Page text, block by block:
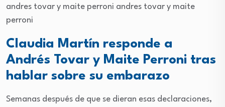
andres tovar y maite perroni andres tovar y maite
perroni
Claudia Martín responde a
Andrés Tovar y Maite Perroni tras
hablar sobre su embarazo
Semanas después de que se dieran esas declaraciones,